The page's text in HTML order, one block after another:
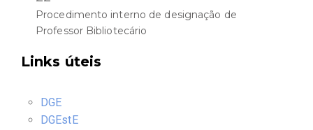
Procedimento interno de designação de
Professor Bibliotecário
Links úteis
DGE
DGEstE